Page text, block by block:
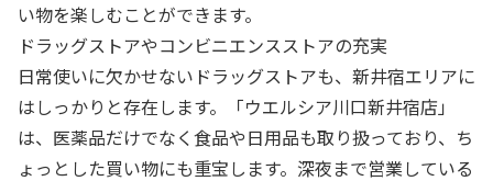
い物を楽しむことができます。
ドラッグストアやコンビニエンスストアの充実
日常使いに欠かせないドラッグストアも、新井宿エリアに
はしっかりと存在します。「ウエルシア川口新井宿店」
は、医薬品だけでなく食品や日用品も取り扱っており、ち
ょっとした買い物にも重宝します。深夜まで営業している